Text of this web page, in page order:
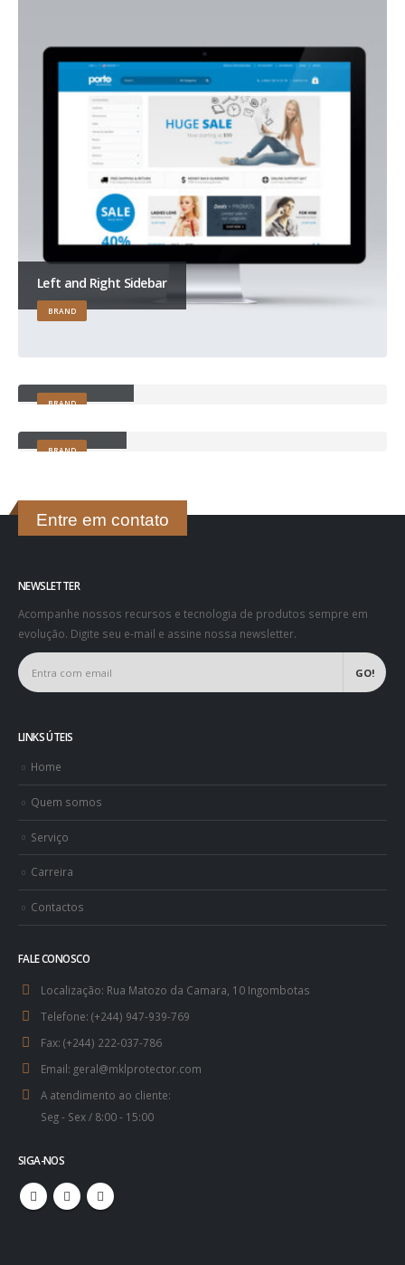
Left and Right Sidebar
BRAND
BRAND
BRAND
Entre em contato
NEWSLETTER
Acompanhe nossos recursos e tecnologia de produtos sempre em
evolução. Digite seu e-mail e assine nossa newsletter.
LINKS ÚTEIS
Home
Quem somos
Serviço
Carreira
Contactos
FALE CONOSCO
Localização: Rua Matozo da Camara, 10 Ingombotas
Telefone: (+244) 947-939-769
Fax: (+244) 222-037-786
Email: geral@mklprotector.com
A atendimento ao cliente:
Seg - Sex / 8:00 - 15:00
SIGA-NOS